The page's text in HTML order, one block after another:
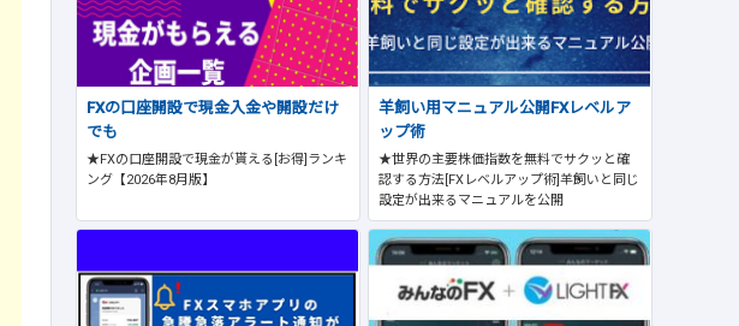
FXの口座開設で現金入金や開設だけ
でも
★FXの口座開設で現金が貰える[お得]ランキ
ング【2026年8月版】
羊飼い用マニュアル公開FXレベルア
ップ術
★世界の主要株価指数を無料でサクッと確
認する方法[FXレベルアップ術]羊飼いと同じ
設定が出来るマニュアルを公開